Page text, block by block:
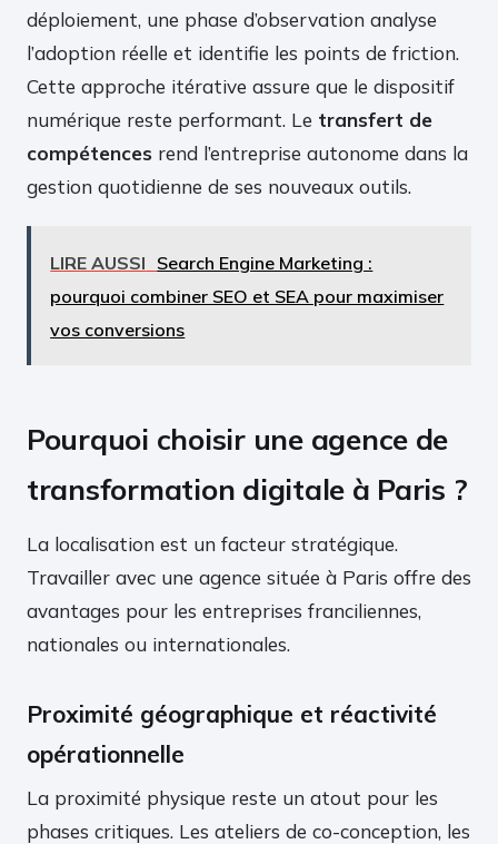
déploiement, une phase d’observation analyse
l’adoption réelle et identifie les points de friction.
Cette approche itérative assure que le dispositif
numérique reste performant. Le transfert de
compétences rend l’entreprise autonome dans la
gestion quotidienne de ses nouveaux outils.
LIRE AUSSI Search Engine Marketing :
pourquoi combiner SEO et SEA pour maximiser
vos conversions
Pourquoi choisir une agence de
transformation digitale à Paris ?
La localisation est un facteur stratégique.
Travailler avec une agence située à Paris offre des
avantages pour les entreprises franciliennes,
nationales ou internationales.
Proximité géographique et réactivité
opérationnelle
La proximité physique reste un atout pour les
phases critiques. Les ateliers de co-conception, les